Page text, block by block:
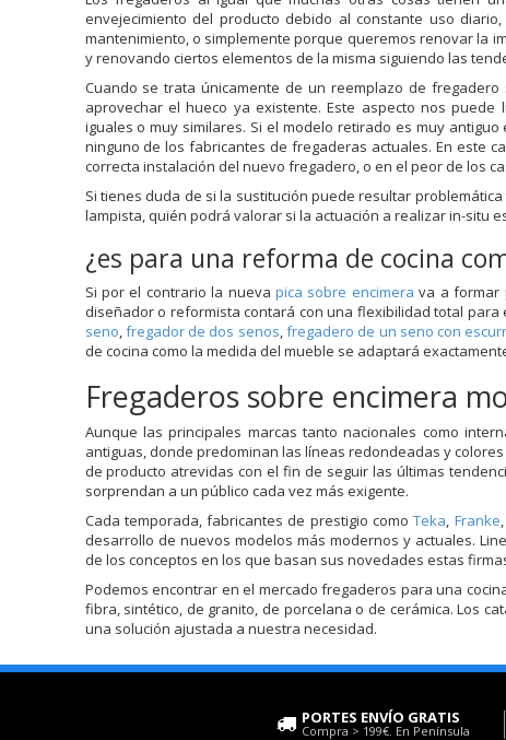
envejecimiento del producto debido al constante uso
mantenimiento, o simplemente porque queremos renovar la
y renovando ciertos elementos de la misma siguiendo las
Cuando se trata únicamente de un reemplazo de
aprovechar el hueco ya existente. Este aspecto nos
iguales o muy similares. Si el modelo retirado es muy
ninguno de los fabricantes de fregaderas actuales. En este
correcta instalación del nuevo fregadero, o en el peor de los
Si tienes duda de si la sustitución puede resultar
lampista, quién podrá valorar si la actuación a realizar in-situ
¿es para una reforma de cocina
Si por el contrario la nuevapica sobre encimera va a formar
diseñador o reformista contará con una flexibilidad total
seno,fregador de dos senos,fregadero de un seno con
de cocina como la medida del mueble se adaptará
Fregaderos sobre encimera
Aunque las principales marcas tanto nacionales como
antiguas, donde predominan las líneas redondeadas y
de producto atrevidas con el fin de seguir las últimas
sorprendan a un público cada vez más exigente.
Cada temporada, fabricantes de prestigio comoTeka, Franke
desarrollo de nuevos modelos más modernos y actuales.
de los conceptos en los que basan sus novedades estas
Podemos encontrar en el mercado fregaderos para una
fibra, sintético, de granito, de porcelana o de cerámica. Los
una solución ajustada a nuestra necesidad.
PORTES ENVÍO GRATIS
Compra > 199€. En Península